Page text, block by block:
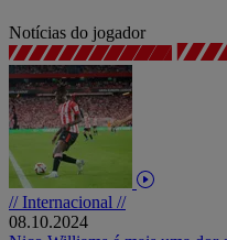
Notícias do jogador
// Internacional //
08.10.2024